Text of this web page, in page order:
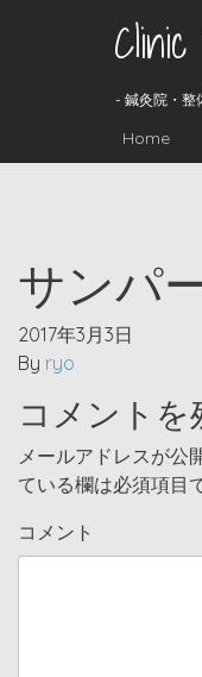
- 鍼灸院・整
Home
サンパ
2017年3月3日
By ryo
コメントを
メールアドレスが公
ている欄は必須項目
コメント